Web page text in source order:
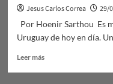
Jesus Carlos Correa
29/
Por Hoenir Sarthou Es
Uruguay de hoy en día.
Leer másLeer